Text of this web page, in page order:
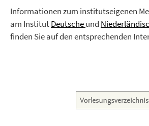
Informationen zum institutseigenen
am InstitutDeutscheund
finden Sie auf den entsprechenden